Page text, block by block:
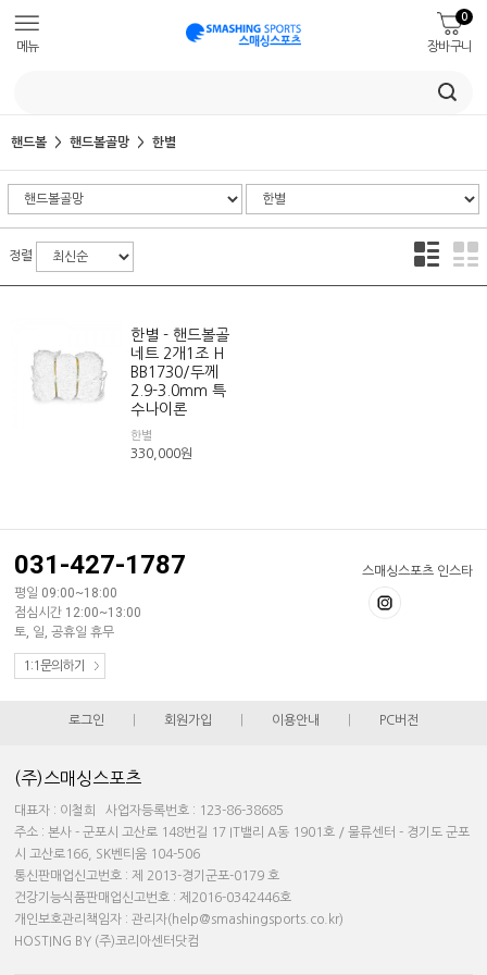
메뉴 장바구니
0
핸드볼 핸드볼골망 한별
정렬
한별 - 핸드볼골
네트 2개1조 H
BB1730/두께
2.9-3.0mm 특
수나이론
한별
330,000원
스매싱스포츠 인스타
031-427-1787
평일 09:00~18:00
점심시간 12:00~13:00
토, 일, 공휴일 휴무
1:1문의하기
로그인 회원가입 이용안내 PC버전
(주)스매싱스포츠
대표자 : 이철희 사업자등록번호 : 123-86-38685
주소 : 본사 - 군포시 고산로 148번길 17 IT밸리 A동 1901호 / 물류센터 - 경기도 군포
시 고산로166, SK벤티움 104-506
통신판매업신고번호 : 제 2013-경기군포-0179 호
건강기능식품판매업신고번호 : 제2016-0342446호
개인보호관리책임자 : 관리자(help@smashingsports.co.kr)
HOSTING BY (주)코리아센터닷컴